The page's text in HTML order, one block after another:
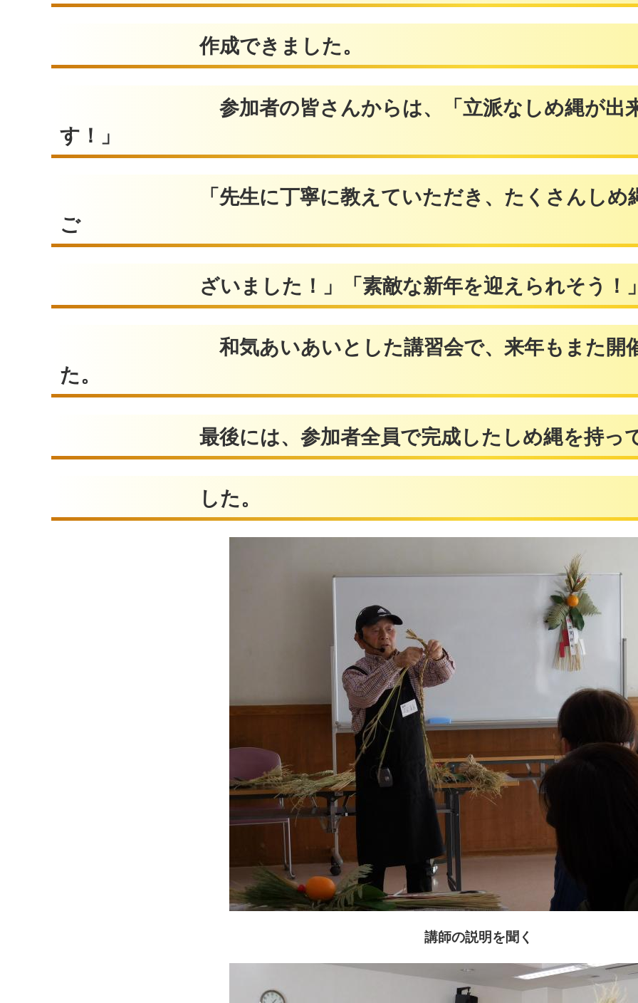
作成できました。
参加者の皆さんからは、「立派なしめ縄が出来て
す！」
「先生に丁寧に教えていただき、たくさんしめ縄が
ご
ざいました！」「素敵な新年を迎えられそう！」
和気あいあいとした講習会で、来年もまた開催を
た。
最後には、参加者全員で完成したしめ縄を持って、
した。
講師の説明を聞く